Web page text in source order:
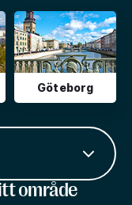
Göteborg
område